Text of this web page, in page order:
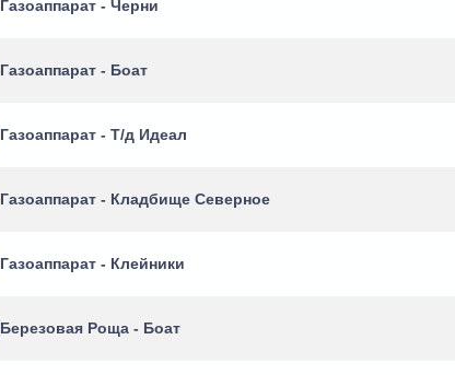
Газоаппарат - Черни
Газоаппарат - Боат
Газоаппарат - Т/д Идеал
Газоаппарат - Кладбище Северное
Газоаппарат - Клейники
Березовая Роща - Боат